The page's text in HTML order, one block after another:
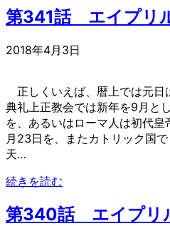
第341話 エイプリ
2018年4月3日
正しくいえば、暦上では元日
典礼上正教会では新年を9月と
を、あるいはローマ人は初代
月23日を、またカトリック国
天…
続きを読む
第340話 エイプリ